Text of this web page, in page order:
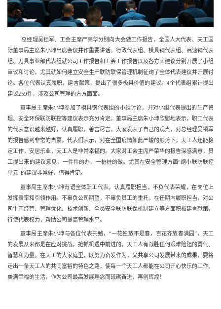
总经理吴锁军、工会主席严荣华分别向大会做工作报告，全国人大代表、天工国
际董事局主席朱小坤出席会议并作重要讲话。行政代表组、模具钢代表组、高速钢代表
组、刀具事业部代表组就公司工作报告和工会工作报告以及各方面建议分别开展了小组
审议和讨论，尤其就如何建立安全生产联防联保管理机制征询了全体代表建议并开展讨
论。各位代表认真履职，建言献策，提出了很多极具价值的建议。4个代表组累计提出
建议259件，涉及公司管理的方方面面。
董事局主席朱小坤参加了模具钢代表组的小组讨论，并对小组代表提出的生产管
理、安全环保联防联控等建议表示充分肯定。董事局主席朱小坤欣慰地表示，职工代表
的代表意识越来越好，认真履职，善言尽言，大家发表了自己的观点，对总经理吴锁军
的报告感到非常的自豪。代表们表示，对在全国疫情如此严峻的形势下，天工人还能稳
定工作，安居乐业，天工人是非常幸福的。大家对工会主席严荣华的报告深感满意，员
工提出来的建议意见，一件件的办，一桩桩的做。尤其在安全管理方面“缩小联防联控
单元”的建议非常好，值得肯定。
董事局主席朱小坤寄语全体职工代表，认真履职担当，不负代表荣耀，在岗位上
发挥表率和引领作用。不辜负公司期望，不辜负员工的重托，在任期内履职担当，对公
司生产经营、管理优化、技术创新、全员安全联防联保机制建立等方面积极建言献策，
行使代表权力，帮助公司提高管理水平。
董事局主席朱小坤与各位代表共勉，“一花独放不是春，百花齐放春满园”，天工
的发展从来都是在应对挑战，抢抓机遇中前进的，天工人有战胜任何艰难险阻的勇气、
智慧和力量。在天工的大家庭里，既努力奋发作为，又共享公司发展带来的成果，要将
走出一条天工人的共同富裕的特色之路，使每一个天工人都能在公司开心快乐的工作、
美满幸福的生活，作为公司最高发展理念而砥砺奋进、再创辉煌！